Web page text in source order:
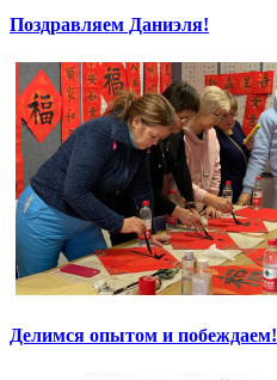
Поздравляем Даниэля!
Делимся опытом и побеждаем!